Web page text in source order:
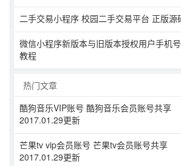
二手交易小程序 校园二手交易平台 正版源
微信小程序新版本与旧版本授权用户手机
教程
热门文章
酷狗音乐VIP账号 酷狗音乐会员账号共享
2017.01.29更新
芒果tv vip会员账号 芒果tv会员账号共享
2017.01.29更新